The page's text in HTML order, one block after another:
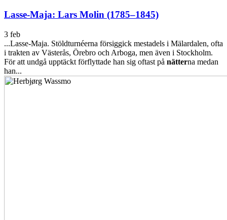
Lasse-Maja: Lars Molin (1785–1845)
3 feb
...Lasse-Maja. Stöldturnéerna försiggick mestadels i Mälardalen, ofta
i trakten av Västerås, Örebro och Arboga, men även i Stockholm.
För att undgå upptäckt förflyttade han sig oftast på nätterna medan
han...